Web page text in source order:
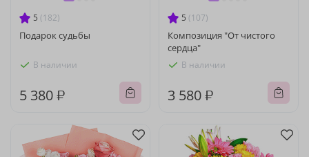
5 (182)
Подарок судьбы
В наличии
5 380 ₽
5 (107)
Композиция "От чистого
сердца"
В наличии
3 580 ₽